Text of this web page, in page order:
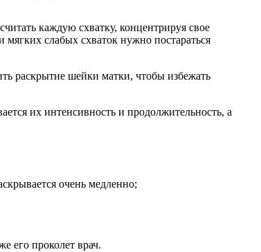
каждую схватку, концентрируя свое
слабых схваток нужно постараться
раскрытие шейки матки, чтобы избежать
их интенсивность и продолжительность, а
очень медленно;
его проколет врач.